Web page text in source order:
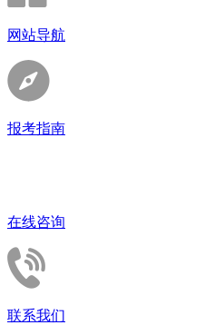
网站导航
报考指南
在线咨询
联系我们